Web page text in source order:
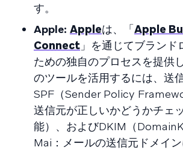
す。
Apple: Appleは、「Apple
Connect 」を通じてブランド
ための独自のプロセスを提供
のツールを活用するには、送
SPF（Sender Policy
送信元が正しいかどうかチェ
能）、およびDKIM（
Mai：メールの送信元ドメイ